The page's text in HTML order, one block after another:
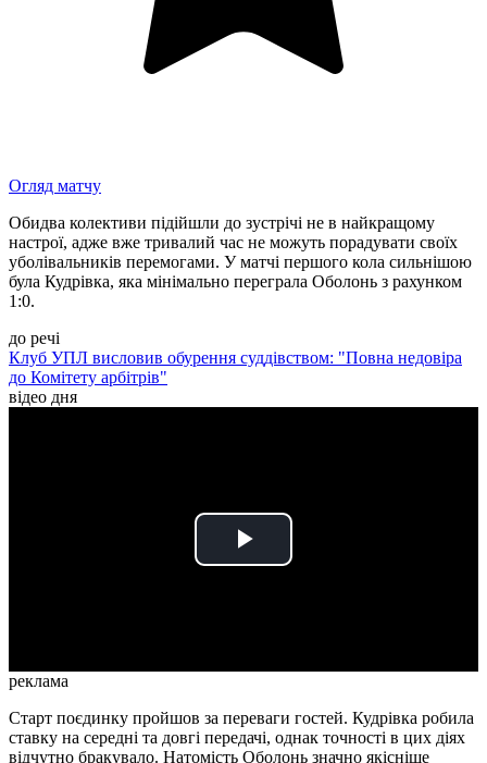
Огляд матчу
Обидва колективи підійшли до зустрічі не в найкращому
настрої, адже вже тривалий час не можуть порадувати своїх
уболівальників перемогами. У матчі першого кола сильнішою
була Кудрівка, яка мінімально переграла Оболонь з рахунком
1:0.
до речі
Клуб УПЛ висловив обурення суддівством: "Повна недовіра
до Комітету арбітрів"
відео дня
Play
реклама
Старт поєдинку пройшов за переваги гостей. Кудрівка робила
ставку на середні та довгі передачі, однак точності в цих діях
відчутно бракувало. Натомість Оболонь значно якісніше